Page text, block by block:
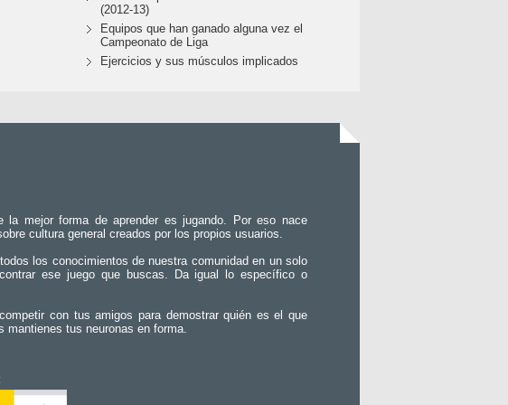
(2012-13)
Equipos que han ganado alguna vez el
Campeonato de Liga
Ejercicios y sus músculos implicados
la mejor forma de aprender es jugando. Por eso nace
cultura general creados por los propios usuarios.
los conocimientos de nuestra comunidad en un solo
ese juego que buscas. Da igual lo específico o
con tus amigos para demostrar quién es el que
mantienes tus neuronas en forma.